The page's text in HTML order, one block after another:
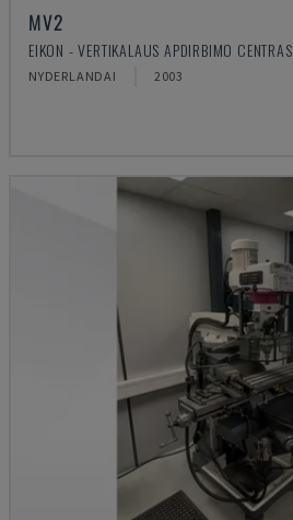
MV2
EIKON - VERTIKALAUS APDIRBIMO CENTRAS
NYDERLANDAI 2003